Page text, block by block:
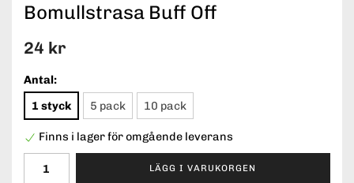
Bomullstrasa Buff Off
24 kr
Antal:
1 styck
5 pack 10 pack
Finns i lager för omgående leverans
LÄGG I VARUKORGEN